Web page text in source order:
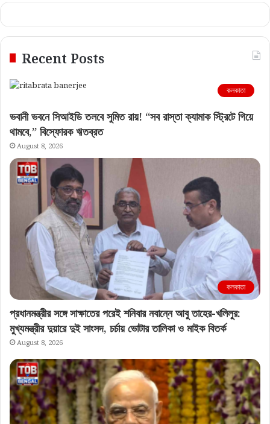
Recent Posts
কলকাতা
ভবানী ভবনে সিআইডি তলবে সুমিত রায়! “সব রাস্তা ক্যামাক স্ট্রিটে গিয়ে
থামবে,” বিস্ফোরক ঋতব্রত
August 8, 2026
কলকাতা
প্রধানমন্ত্রীর সঙ্গে সাক্ষাতের পরেই শনিবার নবান্নে আবু তাহের-খলিলুর:
মুখ্যমন্ত্রীর দুয়ারে দুই সাংসদ, চর্চায় ভোটার তালিকা ও মাইক বিতর্ক
August 8, 2026